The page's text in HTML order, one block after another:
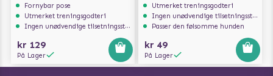
Fornybar pose
Utmerket treningsgodteri
Ingen unødvendige tilsetningsstoffer
kr 129
På Lager
Utmerket treningsgodteri
Ingen unødvendige tilsetningsstoffer
Passer den følsomme hunden
kr 49
På Lager